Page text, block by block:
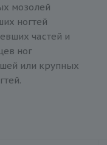
мозолей
ногтей
частей и
ног
или крупных